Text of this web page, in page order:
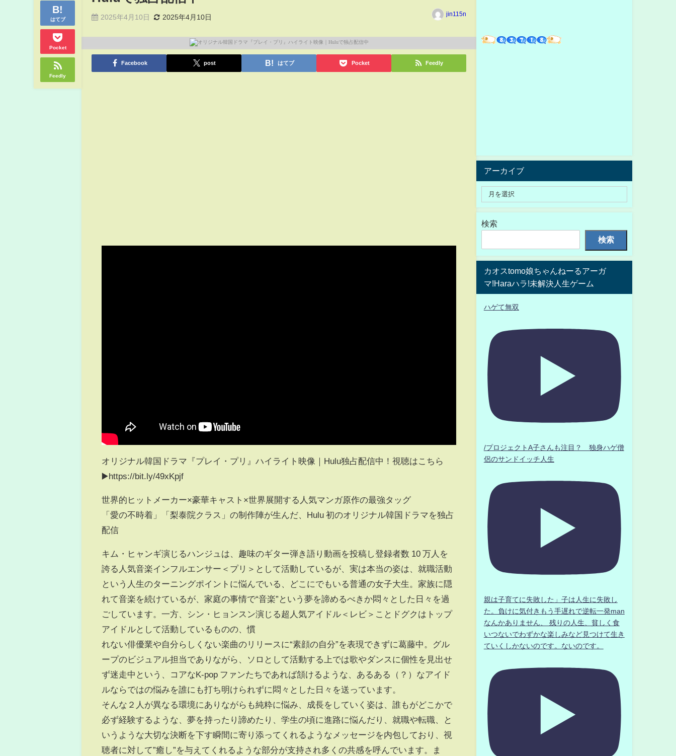
はてブ
Pocket
Feedly
2025年4月10日 2025年4月10日 jin115n
Facebook post はてブ Pocket Feedly
オリジナル韓国ドラマ『プレイ・プリ』ハイライト映像｜Hulu独占配信中！視聴はこちら
▶️https://bit.ly/49xKpjf
世界的ヒットメーカー×豪華キャスト×世界展開する人気マンガ原作の最強タッグ
「愛の不時着」「梨泰院クラス」の制作陣が生んだ、Hulu 初のオリジナル韓国ドラマを独占
配信
キム・ヒャンギ演じるハンジュは、趣味のギター弾き語り動画を投稿し登録者数 10 万人を
誇る人気音楽インフルエンサー＜プリ＞として活動しているが、実は本当の姿は、就職活動
という人生のターニングポイントに悩んでいる、どこにでもいる普通の女子大生。家族に隠
れて音楽を続けているが、家庭の事情で“音楽”という夢を諦めるべきか悶々とした日々を過
ごしています。一方、シン・ヒョンスン演じる超人気アイドル＜レビ＞ことドグクはトップ
アイドルとして活動しているものの、慣
れない俳優業や自分らしくない楽曲のリリースに“素顔の自分”を表現できずに葛藤中。グル
ープのビジュアル担当でありながら、ソロとして活動する上では歌やダンスに個性を見出せ
ず迷走中という、コアなK-pop ファンたちであれば頷けるような、あるある（？）なアイド
ルならではの悩みを誰にも打ち明けられずに悶々とした日々を送っています。
そんな２人が異なる環境にありながらも純粋に悩み、成長をしていく姿は、誰もがどこかで
必ず経験するような、夢を持ったり諦めたり、学生の頃に進路に悩んだり、就職や転職、と
いうような大切な決断を下す瞬間に寄り添ってくれるようなメッセージを内包しており、視
聴者に対して”癒し”を与えてくれるような部分が支持され多くの共感を呼んでいます。ま
アーカイブ
検索
検索
カオスtomo娘ちゃんねーるアーガ
マ!Haraハラ!未解決人生ゲーム
ハゲて無双
/プロジェクトA子さんも注目？ 独身ハゲ僧
侶のサンドイッチ人生
親は子育てに失敗した」子は人生に失敗し
た。負けに気付きもう手遅れで逆転一発man
なんかありません、 残りの人生、貧しく食
いつないでわずかな楽しみなど見つけて生き
ていくしかないのです。ないのです。